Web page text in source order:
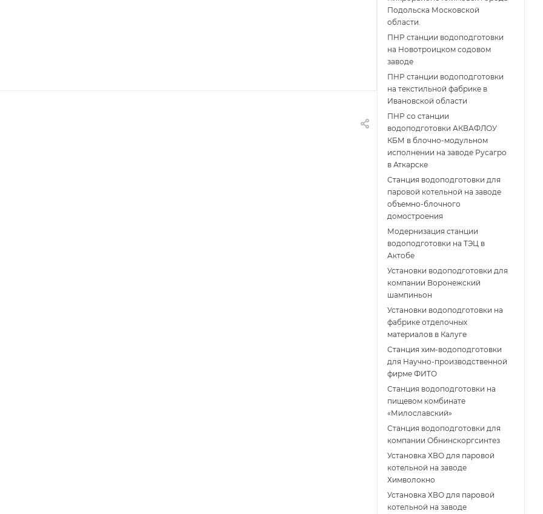
Подольска Московской
области.
ПНР станции водоподготовки
на Новотроицком содовом
заводе
ПНР станции водоподготовки
на текстильной фабрике в
Ивановской области
ПНР со станции
водоподготовки АКВАФЛОУ
КБМ в блочно-модульном
исполнении на заводе Русагро
в Аткарске
Станция водоподготовки для
паровой котельной на заводе
объемно-блочного
домостроения
Модернизация станции
водоподготовки на ТЭЦ в
Актобе
Установки водоподготовки для
компании Воронежский
шампиньон
Установки водоподготовки на
фабрике отделочных
материалов в Калуге
Станция хим-водоподготовки
для Научно-производственной
фирме ФИТО
Станция водоподготовки на
пищевом комбинате
«Милославский»
Станция водоподготовки для
компании Обнинскоргсинтез
Установка ХВО для паровой
котельной на заводе
Химволокно
Установка ХВО для паровой
котельной на заводе